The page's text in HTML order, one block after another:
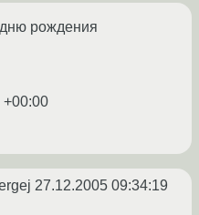
рождения
+00:00
27.12.2005 09:34:19